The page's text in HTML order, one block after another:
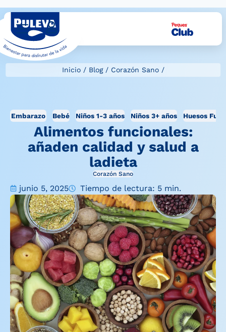
Inicio/ Blog/ Corazón Sano/
Embarazo Bebé Niños 1-3 años Niños 3+ años Huesos
Alimentos funcionales:
añaden calidad y salud a
ladieta
Corazón Sano
junio 5, 2025 Tiempo de lectura: 5 min.